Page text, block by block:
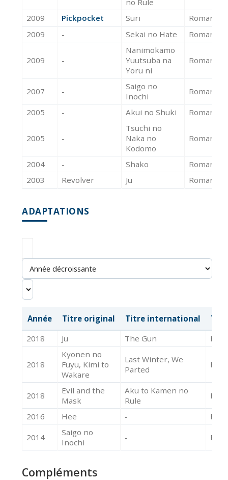
2009 Pickpocket Suri Roman
2009 - Sekai no Hate Roman
2009 -
Nanimokamo
Yuutsuba na
Yoru ni
Roman
2007 -
Saigo no
Inochi
Roman
2005 - Akui no Shuki Roman
2005 -
Tsuchi no
Naka no
Kodomo
Roman
2004 - Shako Roman
2003
Revolver Ju Roman
ADAPTATIONS
Année Titre original Titre international
2018
Ju The Gun Film
2018
Kyonen no
Fuyu, Kimi to
Wakare
Last Winter, We
Parted
Film
2018
Evil and the
Mask
Aku to Kamen no
Rule
Film
2016 Hee - Film
2014
Saigo no
Inochi
- Film
Compléments